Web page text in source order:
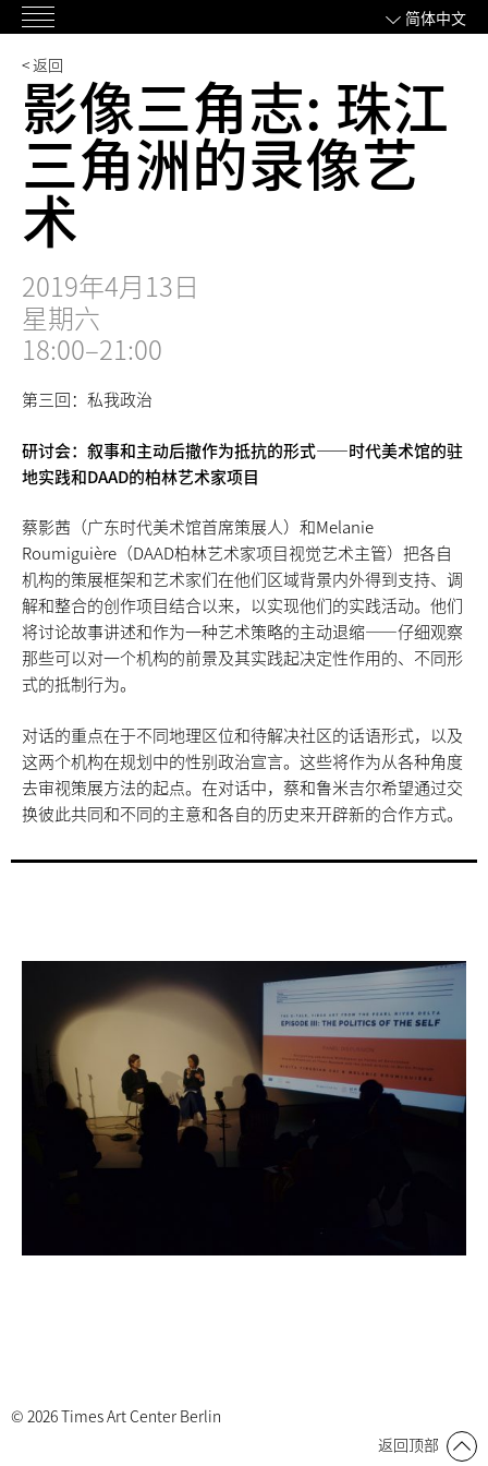
过
主
简体中文
< 返回
影像三角志: 珠江
三角洲的录像艺
术
2019年4月13日
星期六
18:00–21:00
第三回：私我政治
研讨会：叙事和主动后撤作为抵抗的形式——时代美术馆的驻
地实践和DAAD的柏林艺术家项目
蔡影茜（广东时代美术馆首席策展人）和Melanie
Roumiguière（DAAD柏林艺术家项目视觉艺术主管）把各自
机构的策展框架和艺术家们在他们区域背景内外得到支持、调
解和整合的创作项目结合以来，以实现他们的实践活动。他们
将讨论故事讲述和作为一种艺术策略的主动退缩——仔细观察
那些可以对一个机构的前景及其实践起决定性作用的、不同形
式的抵制行为。
对话的重点在于不同地理区位和待解决社区的话语形式，以及
这两个机构在规划中的性别政治宣言。这些将作为从各种角度
去审视策展方法的起点。在对话中，蔡和鲁米吉尔希望通过交
换彼此共同和不同的主意和各自的历史来开辟新的合作方式。
© 2026 Times Art Center Berlin
返回顶部